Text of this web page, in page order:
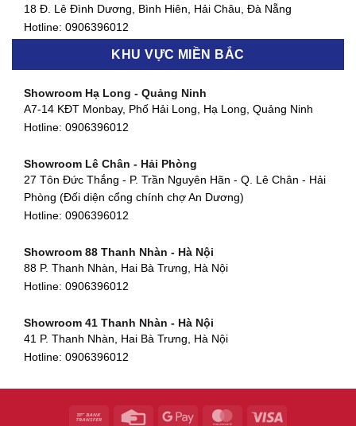
Showroom Quận 7 - TP. HCM
877 Huỳnh Tấn Phát, Phú Thuận, Quận 7, TP HCM
Hotline:0906396012
580 Phan Văn Trị, Phường 7, Quận 5, TP HCM
Hotline:0906396012
90 Đ. Cộng Hòa, Phường 4, Tân Bình, TP HCM
Hotline:0906396012
18 Đ. Lê Đình Dương, Bình Hiên, Hải Châu, Đà Nẵng
Hotline: 0906396012
Showroom Thanh Khê - Đà Nẵng
Hotline:0906396012
Showroom Cẩm Lệ - Đà Nẵng
Hotline:0906396012
Showroom Huế
54 Hùng Vương, Phú Hội, Thành phố Huế, Thừa Thiên Huế
Showroom Hà Tĩnh
82 Quang Trung, Thạch Quý, Hà Tĩnh
Showroom Quy Nhơn - Bình Định
956 Trần Hưng Đạo, P, Thành phố Quy Nhơn, Bình Định
KHU VỰC MIỀN BẮC
Showroom Hạ Long - Quảng Ninh
A7-14 KĐT Monbay, Phố Hải Long, Hạ Long, Quảng Ninh
Hotline: 0906396012
Showroom Lê Chân - Hải Phòng
27 Tôn Đức Thắng - P. Trần Nguyên Hãn - Q. Lê Chân - Hải
Phòng (Đối diện cổng chính chợ An Dương)
Hotline: 0906396012
Showroom 88 Thanh Nhàn - Hà Nội
88 P. Thanh Nhàn, Hai Bà Trưng, Hà Nội
Hotline: 0906396012
Showroom 41 Thanh Nhàn - Hà Nội
41 P. Thanh Nhàn, Hai Bà Trưng, Hà Nội
Hotline: 0906396012
268 P. Tây Sơn, Trung Liệt, Đống Đa, Hà Nội